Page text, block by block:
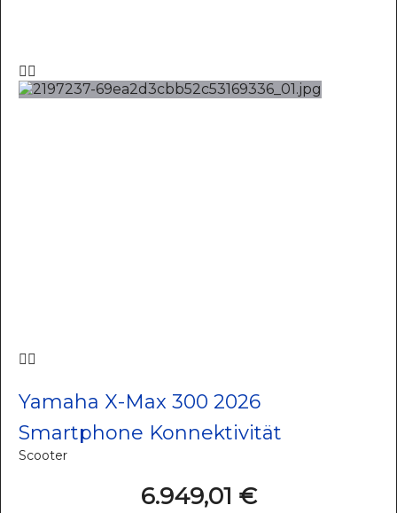
Yamaha X-Max 300 2026
Smartphone Konnektivität
Scooter
6.949,01 €